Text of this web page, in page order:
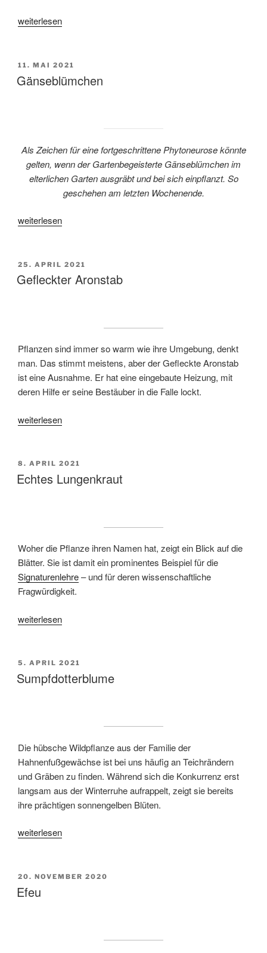
„Giersch“
weiterlesen
VERÖFFENTLICHT
AM
11. MAI 2021
Gänseblümchen
Als Zeichen für eine fortgeschrittene Phytoneurose könnte
gelten, wenn der Gartenbegeisterte Gänseblümchen im
elterlichen Garten ausgräbt und bei sich einpflanzt. So
geschehen am letzten Wochenende.
„Gänseblümchen“
weiterlesen
VERÖFFENTLICHT
AM
25. APRIL 2021
Gefleckter Aronstab
Pflanzen sind immer so warm wie ihre Umgebung, denkt
man. Das stimmt meistens, aber der Gefleckte Aronstab
ist eine Ausnahme. Er hat eine eingebaute Heizung, mit
deren Hilfe er seine Bestäuber in die Falle lockt.
„Gefleckter
weiterlesen
VERÖFFENTLICHT
AM
8. APRIL 2021
Echtes Lungenkraut
Woher die Pflanze ihren Namen hat, zeigt ein Blick auf die
Blätter. Sie ist damit ein prominentes Beispiel für die
Signaturenlehre– und für deren wissenschaftliche
Fragwürdigkeit.
„Echtes
weiterlesen
VERÖFFENTLICHT
AM
5. APRIL 2021
Sumpfdotterblume
Die hübsche Wildpflanze aus der Familie der
Hahnenfußgewächse ist bei uns häufig an Teichrändern
und Gräben zu finden. Während sich die Konkurrenz erst
langsam aus der Winterruhe aufrappelt, zeigt sie bereits
ihre prächtigen sonnengelben Blüten.
„Sumpfdotterblume“
weiterlesen
VERÖFFENTLICHT
AM
20. NOVEMBER 2020
Efeu